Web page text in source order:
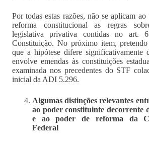
Por todas estas razões, não se aplicam ao
reforma constitucional as regras
legislativa privativa contidas no art.
Constituição. No próximo item, pretendo
que a hipótese difere significativamente
envolve emendas às constituições
examinada nos precedentes do STF
inicial da ADI 5.296.
Algumas distinções relevantes
ao poder constituinte decorrente
e ao poder de reforma da
Federal